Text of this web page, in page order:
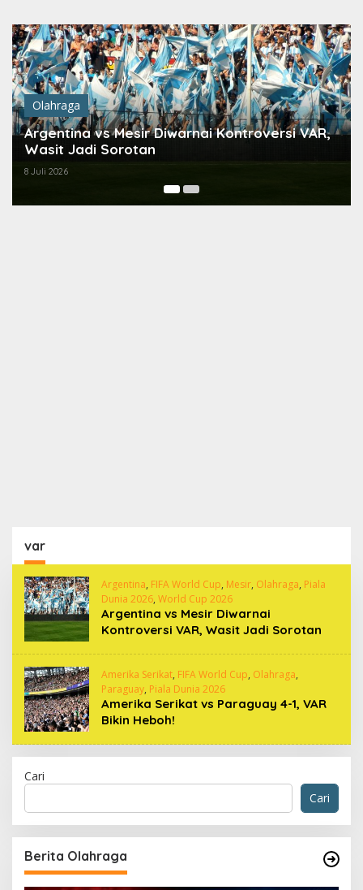
konten
Olahraga
Argentina vs Mesir Diwarnai Kontroversi VAR,
Wasit Jadi Sorotan
8 Juli 2026
var
Argentina, FIFA World Cup, Mesir, Olahraga, Piala
Dunia 2026, World Cup 2026
Argentina vs Mesir Diwarnai
Kontroversi VAR, Wasit Jadi Sorotan
Amerika Serikat, FIFA World Cup, Olahraga,
Paraguay, Piala Dunia 2026
Amerika Serikat vs Paraguay 4-1, VAR
Bikin Heboh!
Cari
Cari
Berita Olahraga